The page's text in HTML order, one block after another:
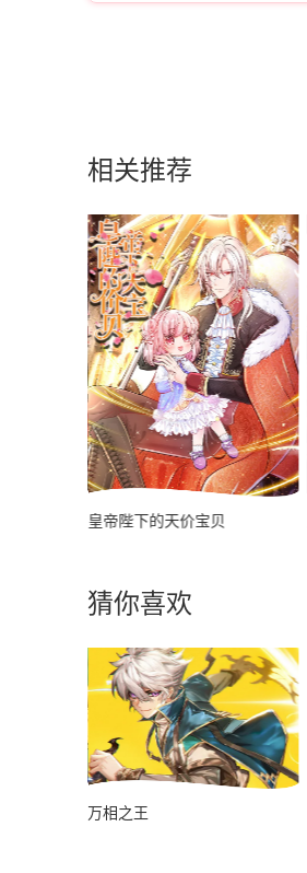
相关推荐
皇帝陛下的天价宝贝
猜你喜欢
万相之王